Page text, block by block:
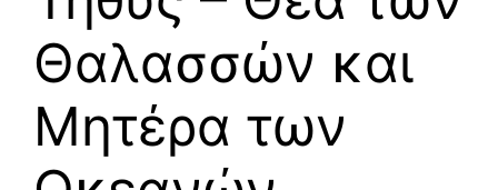
Θαλασσών και
Μητέρα των